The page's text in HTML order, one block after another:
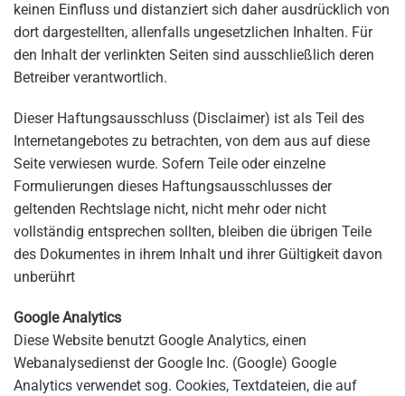
keinen Einfluss und distanziert sich daher ausdrücklich von
dort dargestellten, allenfalls ungesetzlichen Inhalten. Für
den Inhalt der verlinkten Seiten sind ausschließlich deren
Betreiber verantwortlich.
Dieser Haftungsausschluss (Disclaimer) ist als Teil des
Internetangebotes zu betrachten, von dem aus auf diese
Seite verwiesen wurde. Sofern Teile oder einzelne
Formulierungen dieses Haftungsausschlusses der
geltenden Rechtslage nicht, nicht mehr oder nicht
vollständig entsprechen sollten, bleiben die übrigen Teile
des Dokumentes in ihrem Inhalt und ihrer Gültigkeit davon
unberührt
Google Analytics
Diese Website benutzt Google Analytics, einen
Webanalysedienst der Google Inc. (Google) Google
Analytics verwendet sog. Cookies, Textdateien, die auf